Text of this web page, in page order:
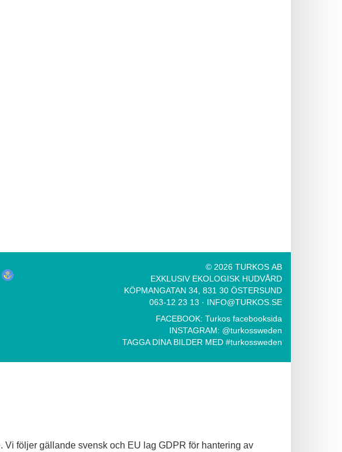
© 2026 TURKOS AB
EXKLUSIV EKOLOGISK HUDVÅRD
KÖPMANGATAN 34, 831 30 ÖSTERSUND
063-12 23 13 · INFO@TURKOS.SE
FACEBOOK: Turkos facebooksida
INSTAGRAM: @turkossweden
TAGGA DINA BILDER MED #turkossweden
följer gällande svensk och EU lag GDPR för hantering av